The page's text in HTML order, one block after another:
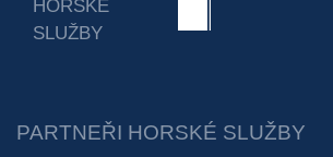
HORSKÉ
SLUŽBY
PARTNEŘI HORSKÉ SLUŽBY